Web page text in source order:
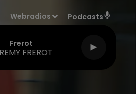
Webradios Podcasts
Frerot
FREROT